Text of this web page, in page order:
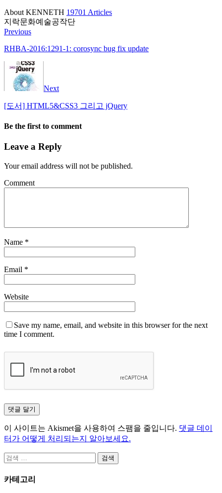
About KENNETH 19701 Articles
지락문화예술공작단
Previous
RHBA-2016:1291-1: corosync bug fix update
Next
[도서] HTML5&CSS3 그리고 jQuery
Be the first to comment
Leave a Reply
Your email address will not be published.
Comment
Name *
Email *
Website
Save my name, email, and website in this browser for the next
time I comment.
이 사이트는 Akismet을 사용하여 스팸을 줄입니다. 댓글 데이
터가 어떻게 처리되는지 알아보세요.
검
카테고리